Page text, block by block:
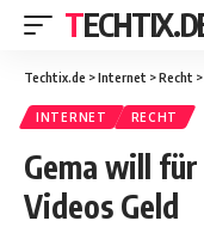
Techtix.de >Internet >Recht >
INTERNET RECHT
Gema will
Videos Geld